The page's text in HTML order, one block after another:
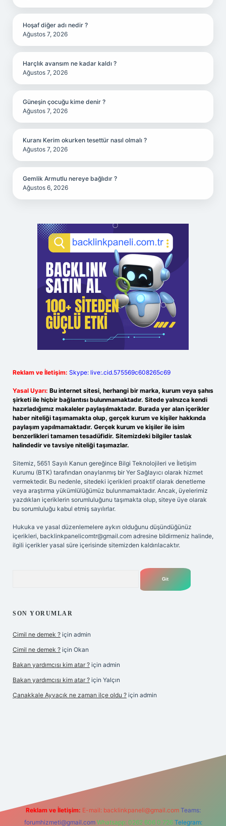
Hoşaf diğer adı nedir ?
Ağustos 7, 2026
Harçlık avansım ne kadar kaldı ?
Ağustos 7, 2026
Güneşin çocuğu kime denir ?
Ağustos 7, 2026
Kuranı Kerim okurken tesettür nasıl olmalı ?
Ağustos 7, 2026
Gemlik Armutlu nereye bağlıdır ?
Ağustos 6, 2026
Reklam ve İletişim: Skype: live:.cid.575569c608265c69
Yasal Uyarı: Bu internet sitesi, herhangi bir marka, kurum veya şahıs
şirketi ile hiçbir bağlantısı bulunmamaktadır. Sitede yalnızca kendi
hazırladığımız makaleler paylaşılmaktadır. Burada yer alan içerikler
haber niteliği taşımamakta olup, gerçek kurum ve kişiler hakkında
paylaşım yapılmamaktadır. Gerçek kurum ve kişiler ile isim
benzerlikleri tamamen tesadüfidir. Sitemizdeki bilgiler taslak
halindedir ve tavsiye niteliği taşımazlar.
Sitemiz, 5651 Sayılı Kanun gereğince Bilgi Teknolojileri ve İletişim
Kurumu (BTK) tarafından onaylanmış bir Yer Sağlayıcı olarak hizmet
vermektedir. Bu nedenle, sitedeki içerikleri proaktif olarak denetleme
veya araştırma yükümlülüğümüz bulunmamaktadır. Ancak, üyelerimiz
yazdıkları içeriklerin sorumluluğunu taşımakta olup, siteye üye olarak
bu sorumluluğu kabul etmiş sayılırlar.
Hukuka ve yasal düzenlemelere aykırı olduğunu düşündüğünüz
içerikleri, backlinkpanelicomtr@gmail.com adresine bildirmeniz halinde,
ilgili içerikler yasal süre içerisinde sitemizden kaldırılacaktır.
SON YORUMLAR
Cimil ne demek ? için admin
Cimil ne demek ? için Okan
Bakan yardımcısı kim atar ? için admin
Bakan yardımcısı kim atar ? için Yalçın
Çanakkale Ayvacık ne zaman ilçe oldu ? için admin
Reklam ve İletişim: E-mail: backlinkpaneli@gmail.com Teams:
forumhizmeti@gmail.com Whatsapp: 0262 606 0 726 Telegram: